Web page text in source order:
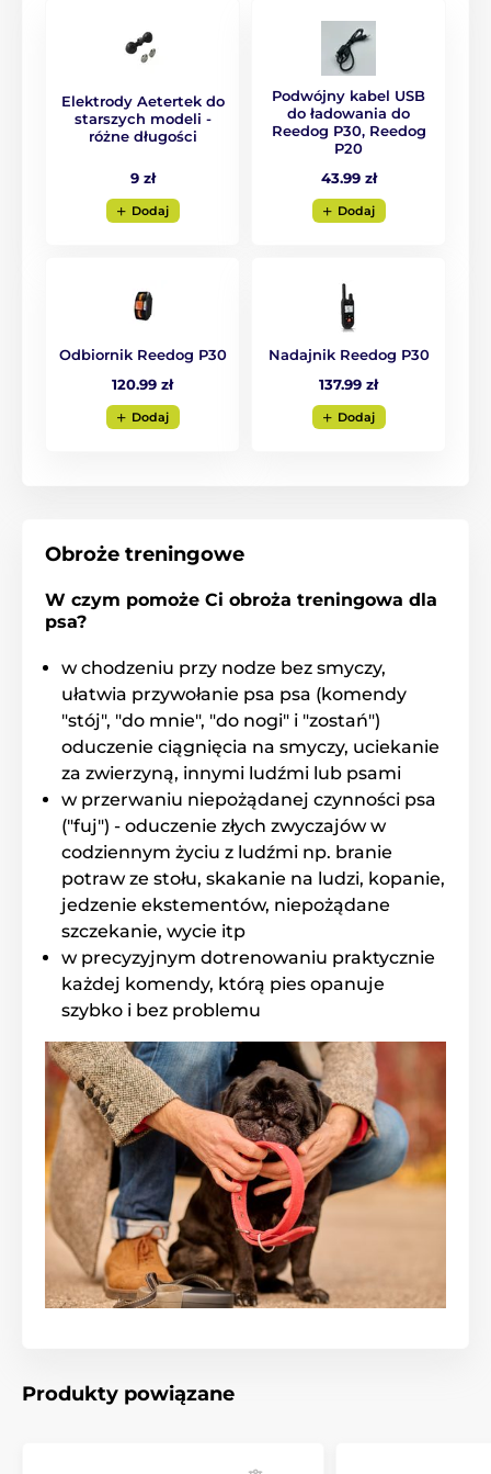
Elektryczne
Dla małych psów Dla średnich psów
Elektrody Aetertek do
starszych modeli -
różne długości
9 zł
Dodaj
Podwójny kabel USB
do ładowania do
Reedog P30, Reedog
P20
43.99 zł
Dodaj
Odbiornik Reedog P30
120.99 zł
Dodaj
Nadajnik Reedog P30
137.99 zł
Dodaj
Obroże treningowe
W czym pomoże Ci obroża treningowa dla
psa?
w chodzeniu przy nodze bez smyczy,
ułatwia przywołanie psa psa (komendy
"stój", "do mnie", "do nogi" i "zostań")
oduczenie ciągnięcia na smyczy, uciekanie
za zwierzyną, innymi ludźmi lub psami
w przerwaniu niepożądanej czynności psa
("fuj") - oduczenie złych zwyczajów w
codziennym życiu z ludźmi np. branie
potraw ze stołu, skakanie na ludzi, kopanie,
jedzenie ekstementów, niepożądane
szczekanie, wycie itp
w precyzyjnym dotrenowaniu praktycznie
każdej komendy, którą pies opanuje
szybko i bez problemu
Produkty powiązane